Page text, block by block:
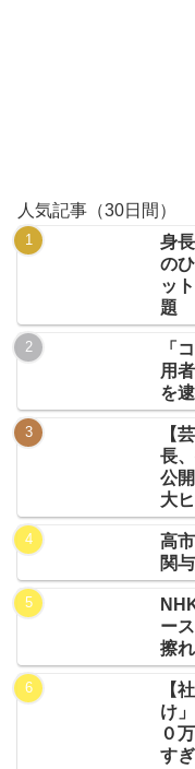
人気記事（30日間）
身
の
ッ
題
「
用
を
【
長
公
大
高
関
ー
擦
【
け
０
す